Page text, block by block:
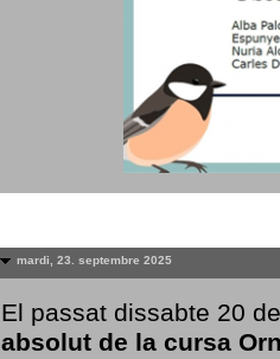
mardi, 23. septembre 2025
El passat dissabte 20
absolut de la cursa